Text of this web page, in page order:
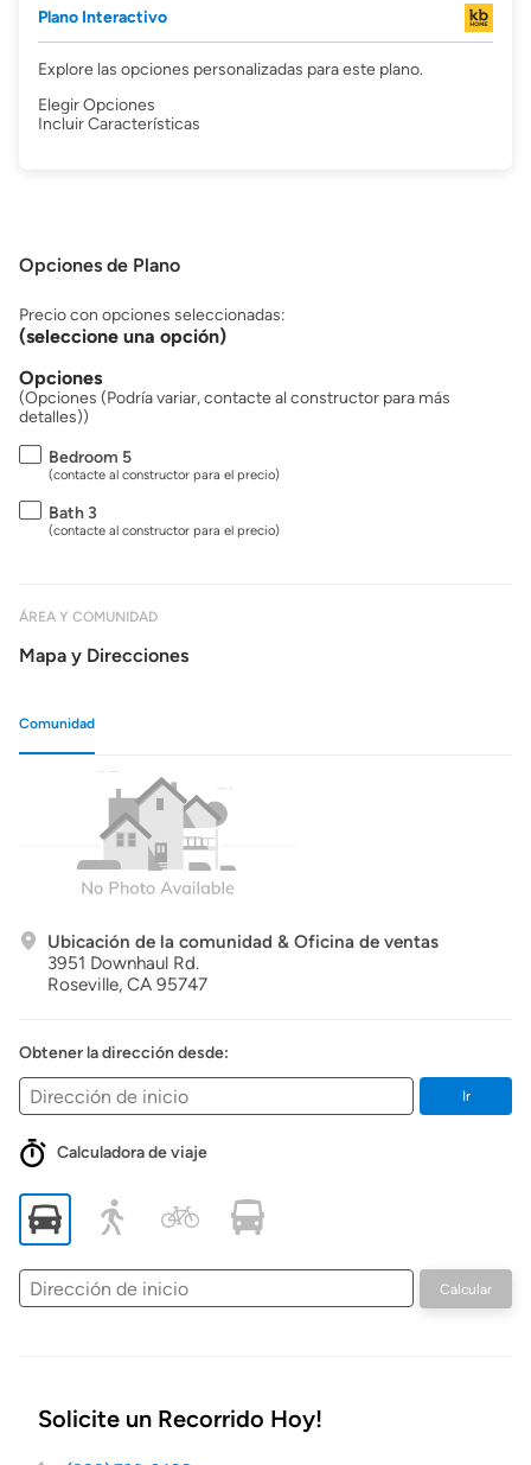
Plano Interactivo
Explore las opciones personalizadas para este plano.
Elegir Opciones
Incluir Características
Opciones de Plano
Precio con opciones seleccionadas:
(seleccione una opción)
Opciones
(Opciones (Podría variar, contacte al constructor para más
detalles))
Bedroom 5
(contacte al constructor para el precio)
Bath 3
(contacte al constructor para el precio)
ÁREA Y COMUNIDAD
Mapa y Direcciones
Comunidad
Ubicación de la comunidad & Oficina de ventas
3951 Downhaul Rd.
Roseville, CA 95747
Obtener la dirección desde:
Ir
Calculadora de viaje
Dirección
de
Calcular
Solicite un Recorrido Hoy!